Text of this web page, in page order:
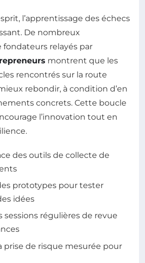
l’apprentissage des échecs
De nombreux
relayés par
montrent que les
rencontrés sur la route
rebondir, à condition d’en
concrets. Cette boucle
l’innovation tout en
des outils de collecte de
prototypes pour tester
idées
sessions régulières de revue
prise de risque mesurée pour